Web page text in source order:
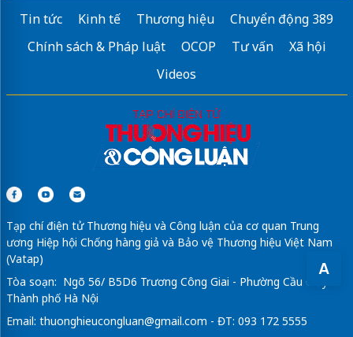
A
Tin tức Kinh tế Thương hiệu
Chuyển động 389
Chính sách & Pháp luật
OCOP Tư vấn
Xã hội
Videos
Tạp chí điện tử Thương hiệu và Công luận của cơ quan Trung
ương Hiệp hội Chống hàng giả và Bảo vệ Thương hiệu Việt Nam
(Vatap)
Tòa soạn: Ngõ 56/ B5D6 Trương Công Giai - Phường Cầu Giấy -
Thành phố Hà Nội
Email: thuonghieucongluan@gmail.com - ĐT: 093 172 5555